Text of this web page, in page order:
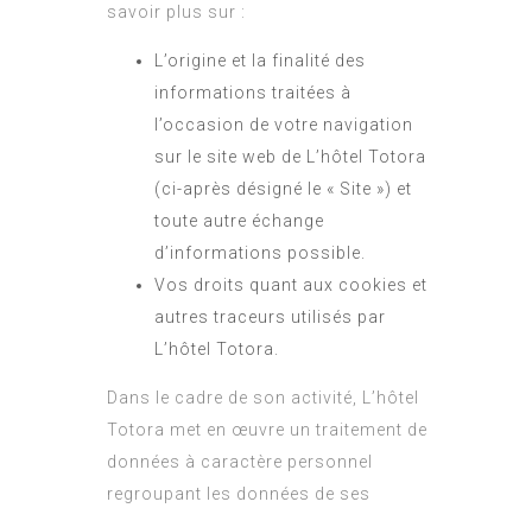
savoir plus sur :
L’origine et la finalité des
informations traitées à
l’occasion de votre navigation
sur le site web de L’hôtel Totora
(ci-après désigné le « Site ») et
toute autre échange
d’informations possible.
Vos droits quant aux cookies et
autres traceurs utilisés par
L’hôtel Totora.
Dans le cadre de son activité, L’hôtel
Totora met en œuvre un traitement de
données à caractère personnel
regroupant les données de ses